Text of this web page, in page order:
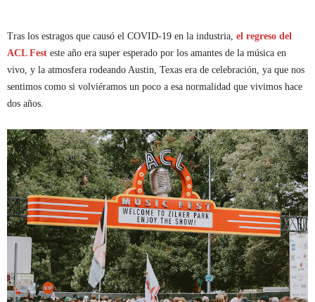
Tras los estragos que causó el COVID-19 en la industria, el regreso del
ACL Fest este año era super esperado por los amantes de la música en
vivo, y la atmosfera rodeando Austin, Texas era de celebración, ya que nos
sentimos como si volviéramos un poco a esa normalidad que vivimos hace
dos años.